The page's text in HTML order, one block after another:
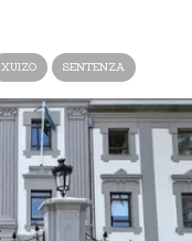
XUIZO SENTENZA